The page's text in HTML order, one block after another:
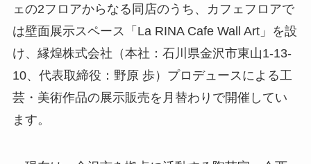
ェの2フロアからなる同店のうち、カフェフロアで
は壁面展示スペース「La RINA Cafe Wall Art」を設
け、縁煌株式会社（本社：石川県金沢市東山1-13-
10、代表取締役：野原 歩）プロデュースによる工
芸・美術作品の展示販売を月替わりで開催してい
ます。